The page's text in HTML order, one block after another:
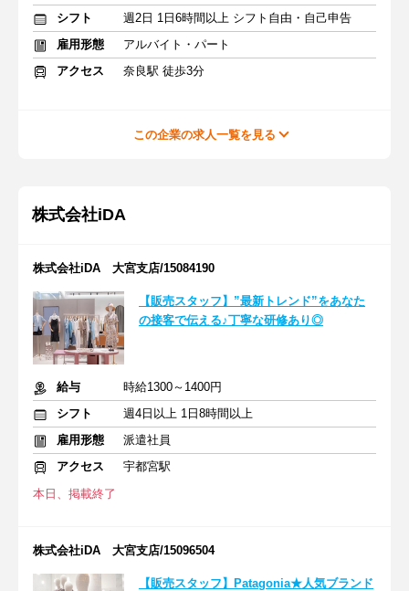
シフト
週2日 1日6時間以上 シフト自由・自己申告
雇用形態
アルバイト・パート
アクセス
奈良駅 徒歩3分
この企業の求人一覧を見る
株式会社iDA
株式会社iDA 大宮支店/15084190
【販売スタッフ】”最新トレンド”をあなた
の接客で伝える♪丁寧な研修あり◎
給与
時給1300～1400円
シフト
週4日以上 1日8時間以上
雇用形態
派遣社員
アクセス
宇都宮駅
本日、掲載終了
株式会社iDA 大宮支店/15096504
【販売スタッフ】Patagonia★人気ブランド